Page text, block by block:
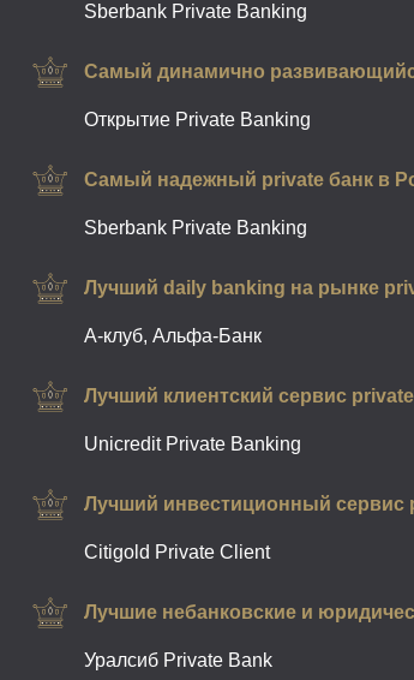
Sberbank Private Banking
Самый динамично
Открытие Private Banking
Самый надежный private банк в
Sberbank Private Banking
Лучший daily banking на рынке
А-клуб, Альфа-Банк
Лучший клиентский сервис
Unicredit Private Banking
Лучший инвестиционный сервис
Citigold Private Client
Лучшие небанковские и
Уралсиб Private Bank